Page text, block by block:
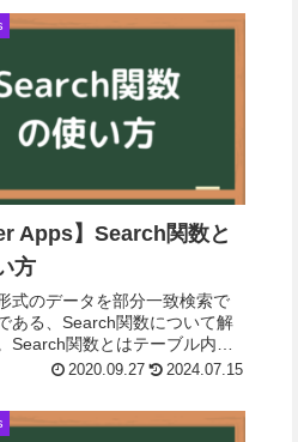
Apps】Search関数と
方
式のデータを部分一致検索で
ある、Search関数について解
Search関数とはテーブル内
かの列に文字列が含まれてい
...
2020.09.27 2024.07.15